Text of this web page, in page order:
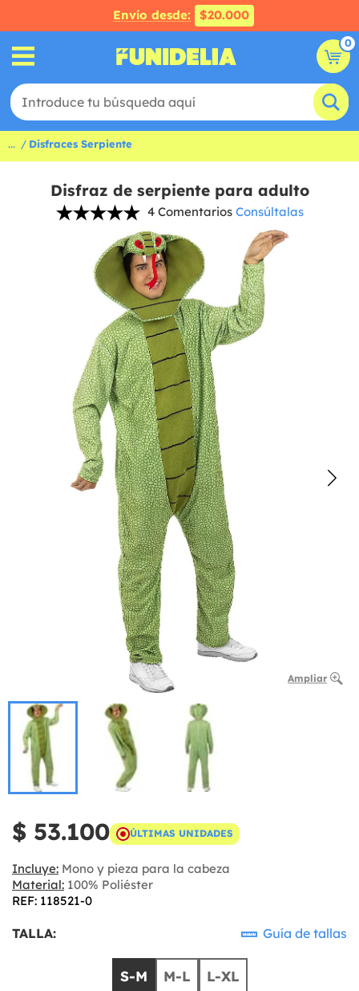
Envío desde: $20.000
0
... Disfraces Serpiente
Disfraz de serpiente para adulto
4 Comentarios Consúltalas
Ampliar
$ 53.100 ÚLTIMAS UNIDADES
Incluye: Mono y pieza para la cabeza
Material: 100% Poliéster
REF: 118521-0
TALLA: Guía de tallas
S-M M-L L-XL